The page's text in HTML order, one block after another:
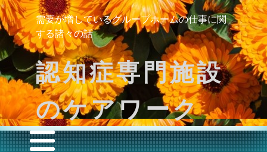
需要が増しているグループホームの仕事に関
する諸々の話
認知症専門施設
のケアワーク